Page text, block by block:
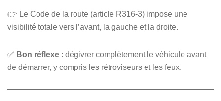
👉 Le Code de la route (article R316-3) impose une
visibilité totale vers l’avant, la gauche et la droite.
✅ Bon réflexe : dégivrer complètement le véhicule avant
de démarrer, y compris les rétroviseurs et les feux.